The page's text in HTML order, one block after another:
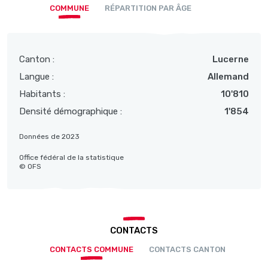
COMMUNE RÉPARTITION PAR ÂGE
Canton :
Lucerne
Langue :
Allemand
Habitants :
10'810
Densité démographique :
1'854
Données de 2023
Office fédéral de la statistique
© OFS
CONTACTS
CONTACTS COMMUNE CONTACTS CANTON